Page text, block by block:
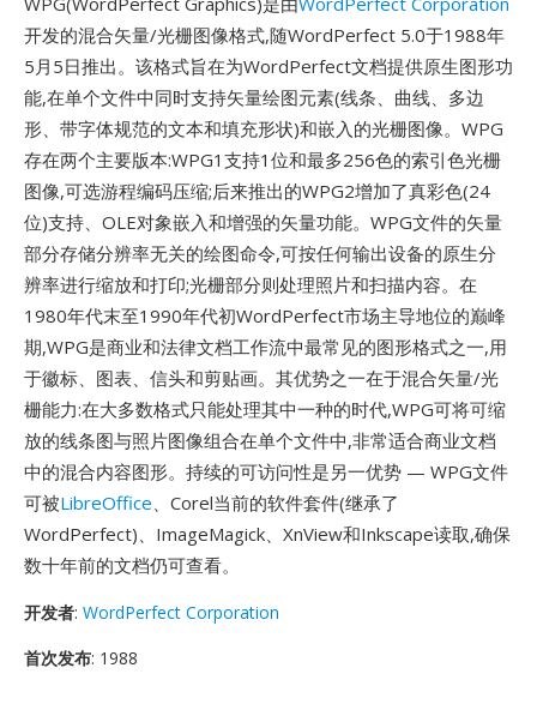
开发的混合矢量/光栅图像格式,随WordPerfect 5.0于1988年
5月5日推出。该格式旨在为WordPerfect文档提供原生图形功
能,在单个文件中同时支持矢量绘图元素(线条、曲线、多边
形、带字体规范的文本和填充形状)和嵌入的光栅图像。WPG
存在两个主要版本:WPG1支持1位和最多256色的索引色光栅
图像,可选游程编码压缩;后来推出的WPG2增加了真彩色(24
位)支持、OLE对象嵌入和增强的矢量功能。WPG文件的矢量
部分存储分辨率无关的绘图命令,可按任何输出设备的原生分
辨率进行缩放和打印;光栅部分则处理照片和扫描内容。在
1980年代末至1990年代初WordPerfect市场主导地位的巅峰
期,WPG是商业和法律文档工作流中最常见的图形格式之一,用
于徽标、图表、信头和剪贴画。其优势之一在于混合矢量/光
栅能力:在大多数格式只能处理其中一种的时代,WPG可将可缩
放的线条图与照片图像组合在单个文件中,非常适合商业文档
中的混合内容图形。持续的可访问性是另一优势 — WPG文件
可被LibreOffice、Corel当前的软件套件(继承了
WordPerfect)、ImageMagick、XnView和Inkscape读取,确保
数十年前的文档仍可查看。
开发者: WordPerfect Corporation
首次发布: 1988